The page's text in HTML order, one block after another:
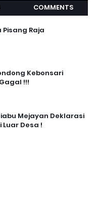
COMMENTS
Raja
Kebonsari
!!!
Mejayan Deklarasi
Desa !